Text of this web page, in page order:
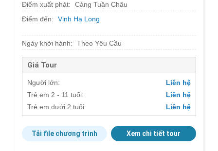
Điểm xuất phát:
Cảng Tuần Châu
Điểm đến:
Vịnh Hạ Long
Ngày khởi hành: Theo Yêu Cầu
Giá Tour
Người lớn:
Liên hệ
Trẻ em 2 - 11 tuổi:
Liên hệ
Trẻ em dưới 2 tuổi:
Liên hệ
Tải file chương trình Xem chi tiết tour